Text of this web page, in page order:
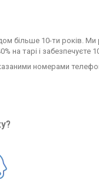
більше 10-ти років.
на тарі і забезпечуєте
номерами